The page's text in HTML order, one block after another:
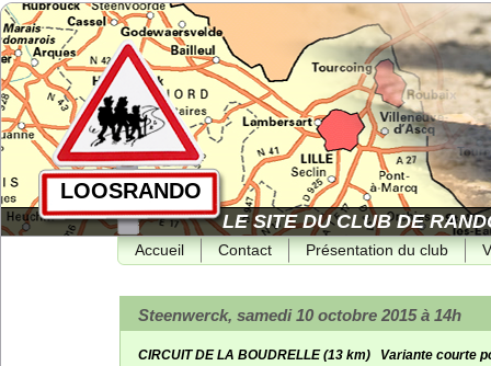
LOOSRANDO
LE SITE DU CLUB DE
Accueil Contact Présentation du club
Steenwerck, samedi 10 octobre 2015 à 14h
CIRCUIT DE LA BOUDRELLE (13 km) Variante courte